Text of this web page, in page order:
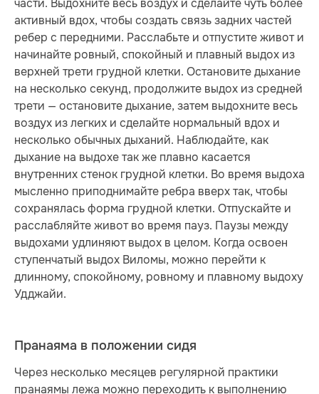
части. Выдохните весь воздух и сделайте чуть более
активный вдох, чтобы создать связь задних частей
ребер с передними. Расслабьте и отпустите живот и
начинайте ровный, спокойный и плавный выдох из
верхней трети грудной клетки. Остановите дыхание
на несколько секунд, продолжите выдох из средней
трети — остановите дыхание, затем выдохните весь
воздух из легких и сделайте нормальный вдох и
несколько обычных дыханий. Наблюдайте, как
дыхание на выдохе так же плавно касается
внутренних стенок грудной клетки. Во время выдоха
мысленно приподнимайте ребра вверх так, чтобы
сохранялась форма грудной клетки. Отпускайте и
расслабляйте живот во время пауз. Паузы между
выдохами удлиняют выдох в целом. Когда освоен
ступенчатый выдох Виломы, можно перейти к
длинному, спокойному, ровному и плавному выдоху
Удджайи.
Пранаяма в положении сидя
Через несколько месяцев регулярной практики
пранаямы лежа можно переходить к выполнению